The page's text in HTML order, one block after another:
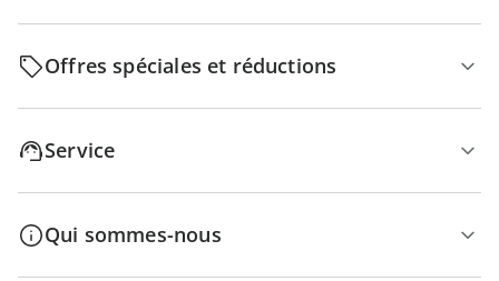
Offres spéciales et réductions
Service
Qui sommes-nous